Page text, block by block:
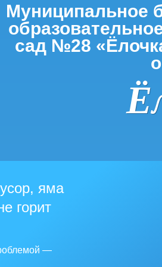
Муниципальное
сад №28
яма
горит
—